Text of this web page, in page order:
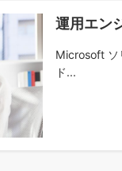
運用エン
Microsoft ソ
ド...